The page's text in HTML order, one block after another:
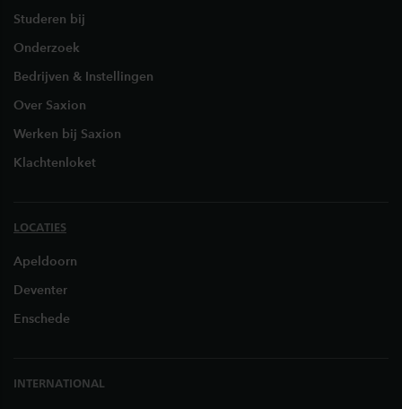
Studeren bij
Onderzoek
Bedrijven & Instellingen
Over Saxion
Werken bij Saxion
Klachtenloket
LOCATIES
Apeldoorn
Deventer
Enschede
INTERNATIONAL